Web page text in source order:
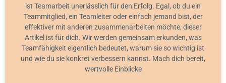
ist Teamarbeit unerlässlich für den Erfolg. Egal, ob du ein
Teammitglied, ein Teamleiter oder einfach jemand bist, der
effektiver mit anderen zusammenarbeiten möchte, dieser
Artikel ist für dich. Wir werden gemeinsam erkunden, was
Teamfähigkeit eigentlich bedeutet, warum sie so wichtig ist
und wie du sie konkret verbessern kannst. Mach dich bereit,
wertvolle Einblicke